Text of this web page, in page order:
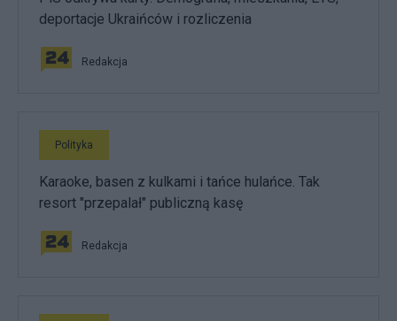
deportacje Ukraińców i rozliczenia
Redakcja
Polityka
Karaoke, basen z kulkami i tańce hulańce. Tak
resort "przepalał" publiczną kasę
Redakcja